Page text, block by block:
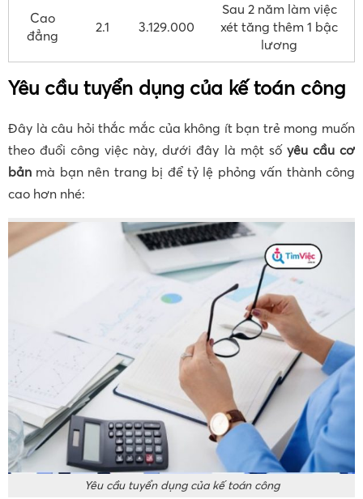
Cao
đẳng
2.1 3.129.000
Sau 2 năm làm việc
xét tăng thêm 1 bậc
lương
Yêu cầu tuyển dụng của kế toán công
Đây là câu hỏi thắc mắc của không ít bạn trẻ mong muốn
theo đuổi công việc này, dưới đây là một sốyêu cầu cơ
bản mà bạn nên trang bị để tỷ lệ phỏng vấn thành công
cao hơn nhé:
Yêu cầu tuyển dụng của kế toán công